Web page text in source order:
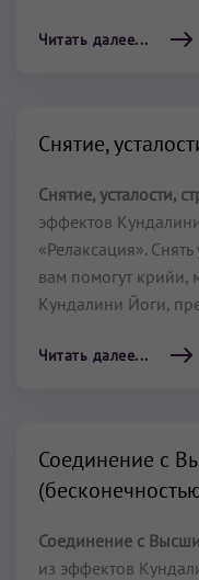
Читать далее...
Снятие,
Снятие, усталости,
эффектов
«Релаксация».
вам помогут крийи,
Кундалини Йоги,
Читать далее...
Соединение с
Соединение с
из эффектов